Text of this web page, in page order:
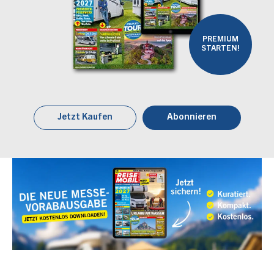
PREMIUM
STARTEN!
Jetzt Kaufen Abonnieren